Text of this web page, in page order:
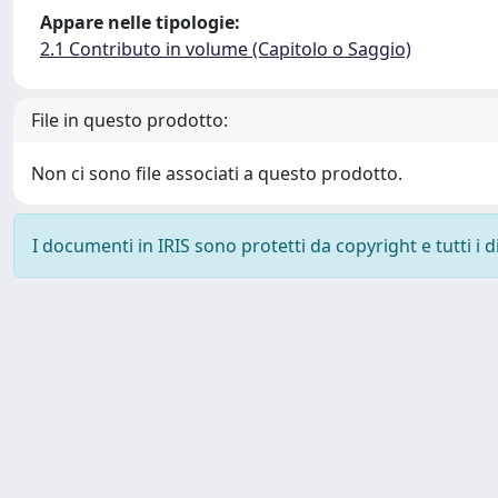
Appare nelle tipologie:
2.1 Contributo in volume (Capitolo o Saggio)
File in questo prodotto:
Non ci sono file associati a questo prodotto.
I documenti in IRIS sono protetti da copyright e tutti i